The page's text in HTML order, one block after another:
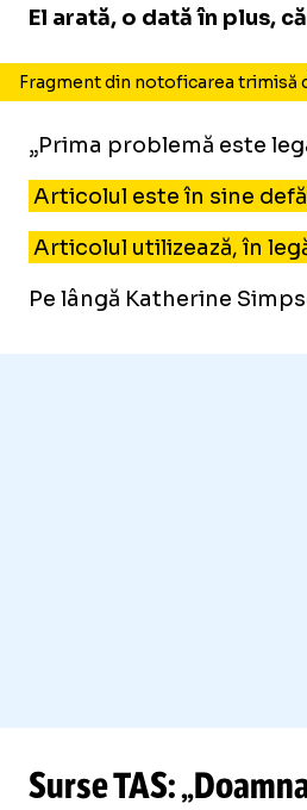
El arată, o dată în plus,
Fragment din notoficarea trimisă
„Prima problemă este
Articolul este în sine
Articolul utilizează, în
Pe lângă Katherine
Surse TAS: